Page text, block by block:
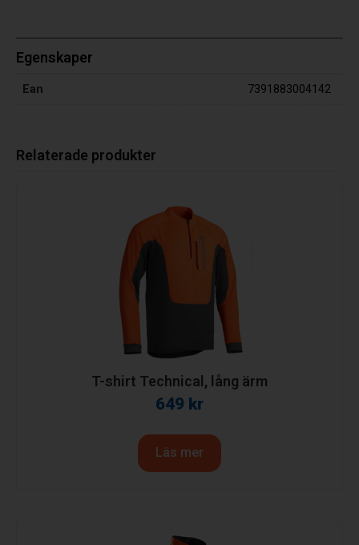
Egenskaper
Ean 7391883004142
Relaterade produkter
T-shirt Technical, lång ärm
649 kr
Läs mer